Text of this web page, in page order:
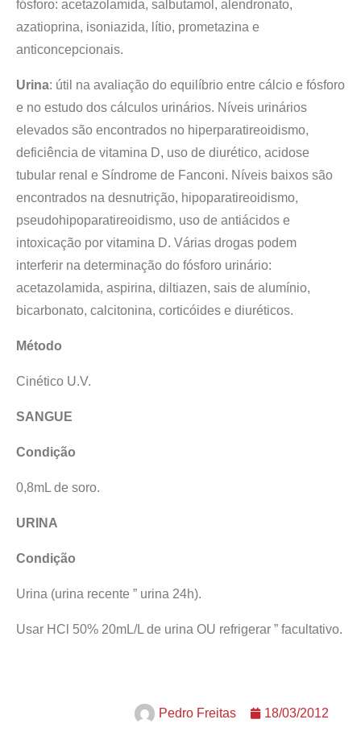
fósforo: acetazolamida, salbutamol, alendronato,
azatioprina, isoniazida, lítio, prometazina e
anticoncepcionais.
Urina: útil na avaliação do equilíbrio entre cálcio e fósforo
e no estudo dos cálculos urinários. Níveis urinários
elevados são encontrados no hiperparatireoidismo,
deficiência de vitamina D, uso de diurético, acidose
tubular renal e Síndrome de Fanconi. Níveis baixos são
encontrados na desnutrição, hipoparatireoidismo,
pseudohipoparatireoidismo, uso de antiácidos e
intoxicação por vitamina D. Várias drogas podem
interferir na determinação do fósforo urinário:
acetazolamida, aspirina, diltiazen, sais de alumínio,
bicarbonato, calcitonina, corticóides e diuréticos.
Método
Cinético U.V.
SANGUE
Condição
0,8mL de soro.
URINA
Condição
Urina (urina recente ” urina 24h).
Usar HCl 50% 20mL/L de urina OU refrigerar ” facultativo.
Pedro Freitas 18/03/2012